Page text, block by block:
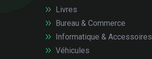
Livres
Bureau & Commerce
Informatique & Accessoires
Véhicules